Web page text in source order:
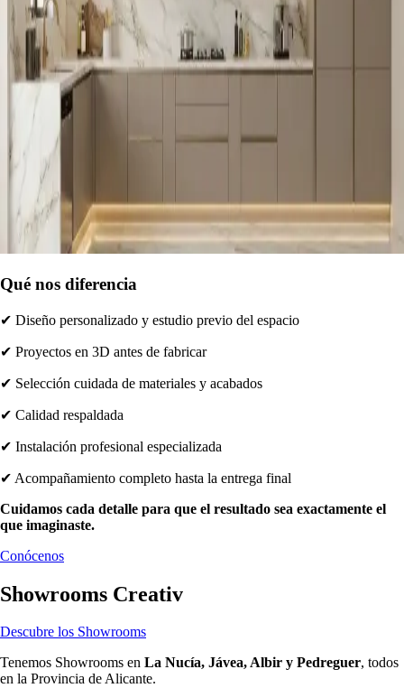
Qué nos diferencia
✔ Diseño personalizado y estudio previo del espacio
✔ Proyectos en 3D antes de fabricar
✔ Selección cuidada de materiales y acabados
✔ Calidad respaldada
✔ Instalación profesional especializada
✔ Acompañamiento completo hasta la entrega final
Cuidamos cada detalle para que el resultado sea exactamente el
que imaginaste.
Conócenos
Showrooms Creativ
Descubre los Showrooms
Tenemos Showrooms en La Nucía, Jávea, Albir y Pedreguer, todos
en la Provincia de Alicante.